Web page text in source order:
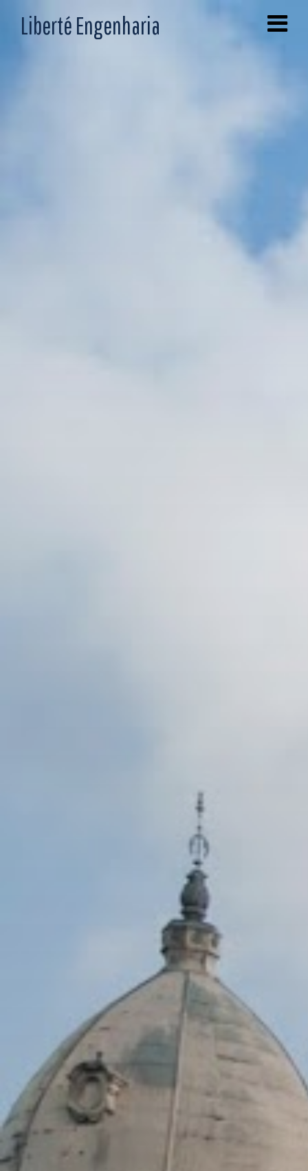
Liberté Engenharia